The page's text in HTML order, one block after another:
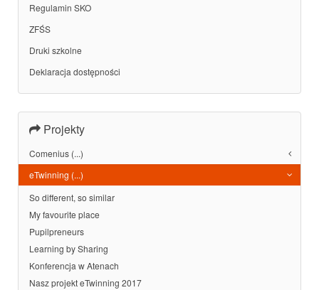
Regulamin SKO
ZFŚS
Druki szkolne
Deklaracja dostępności
Projekty
Comenius (...)
eTwinning (...)
So different, so similar
My favourite place
Pupilpreneurs
Learning by Sharing
Konferencja w Atenach
Nasz projekt eTwinning 2017